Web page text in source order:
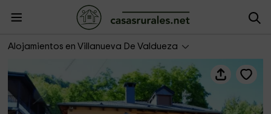
Alojamientos en Villanueva De Valdueza